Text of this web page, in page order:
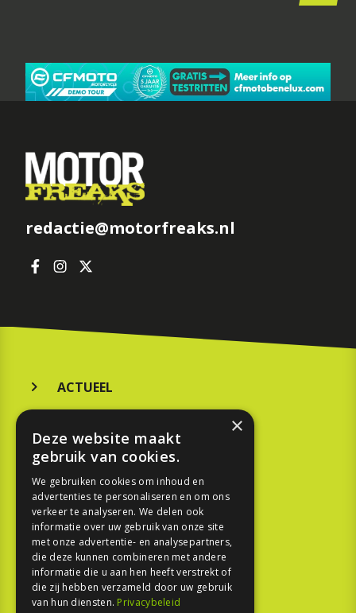
redactie@motorfreaks.nl
ACTUEEL
KOOPGIDS
TESTEN
SPORT
REPORTAGE
TOUREN
×
Deze website maakt
gebruik van cookies.
We gebruiken cookies om inhoud en
advertenties te personaliseren en om ons
verkeer te analyseren. We delen ook
informatie over uw gebruik van onze site
met onze advertentie- en analysepartners,
die deze kunnen combineren met andere
informatie die u aan hen heeft verstrekt of
die zij hebben verzameld door uw gebruik
van hun diensten. Privacybeleid